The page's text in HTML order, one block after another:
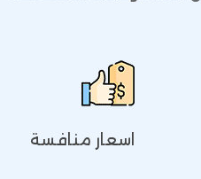
اسعار منافسة